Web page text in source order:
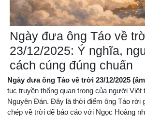
Ngày đưa ông Táo về
23/12/2025: Ý nghĩa,
cách cúng đúng chuẩn
Ngày đưa ông Táo về trời 23/12/2025
tục truyền thống quan trọng của người
Nguyên Đán. Đây là thời điểm ông Táo rời
chép về trời để báo cáo với Ngọc Hoàng